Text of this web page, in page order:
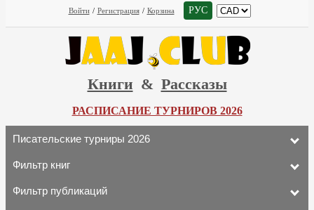
Войти / Регистрация / Корзина РУС
Книги & Рассказы
РАСПИСАНИЕ ТУРНИРОВ 2026
Писательские турниры 2026
Фильтр книг
Фильтр публикаций